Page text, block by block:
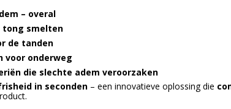
– overal
tong smelten
de tanden
voor onderweg
die slechte adem veroorzaken
in seconden– een innovatieve oplossing die